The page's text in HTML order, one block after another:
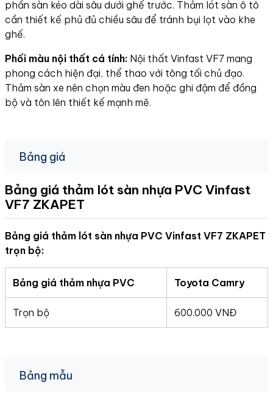
phần sàn kéo dài sâu dưới ghế trước. Thảm lót sàn ô tô
cần thiết kế phủ đủ chiều sâu để tránh bụi lọt vào khe
ghế.
Phối màu nội thất cá tính: Nội thất Vinfast VF7 mang
phong cách hiện đại, thể thao với tông tối chủ đạo.
Thảm sàn xe nên chọn màu đen hoặc ghi đậm để đồng
bộ và tôn lên thiết kế mạnh mẽ.
Bảng giá
Bảng giá thảm lót sàn nhựa PVC Vinfast
VF7 ZKAPET
Bảng giá thảm lót sàn nhựa PVC Vinfast VF7 ZKAPET
trọn bộ:
Bảng giá thảm nhựa PVC Toyota Camry
Trọn bộ 600.000 VNĐ
Bảng mẫu